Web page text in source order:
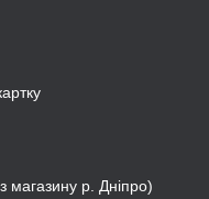
магазину р. Дніпро)